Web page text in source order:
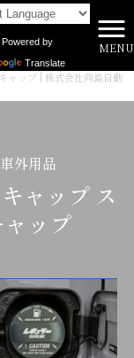
Powered by
Translate
MENU
>
ャップ | 株式会社向島自動
外用品
ャップ ス
ップ